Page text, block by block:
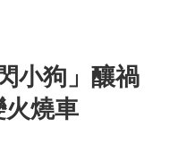
小狗」釀禍
燒車